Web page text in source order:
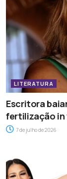
LITERATURA
Escritora
fertilização in
7 de julho de 2026